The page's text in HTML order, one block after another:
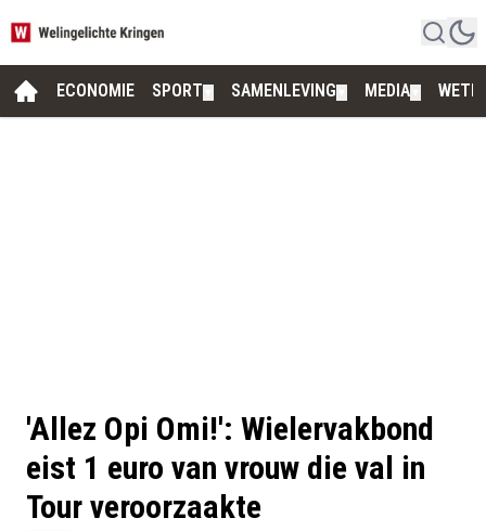
ECONOMIE SPORT SAMENLEVING MEDIA
'Allez Opi Omi!': Wielervakbond
eist 1 euro van vrouw die val in
Tour veroorzaakte